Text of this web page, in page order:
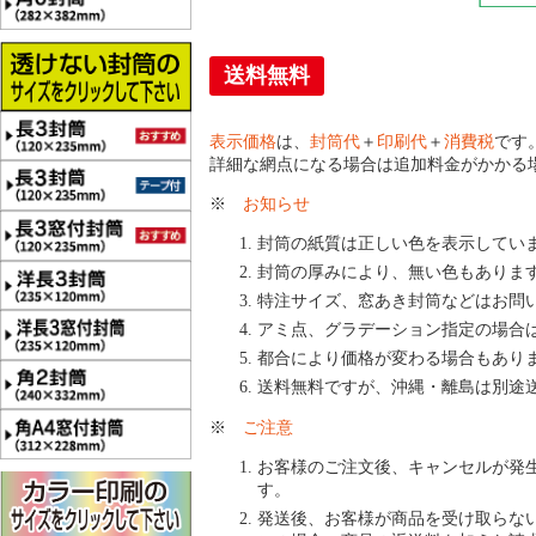
送料無料
表示価格は、 封筒代 ＋ 印刷代 ＋ 消費税です
詳細な網点になる場合は追加料金がかかる
※ お知らせ
封筒の紙質は正しい色を表示してい
封筒の厚みにより、無い色もありま
特注サイズ、窓あき封筒などはお問
アミ点、グラデーション指定の場合
都合により価格が変わる場合もあり
送料無料ですが、沖縄・離島は別途
※ ご注意
お客様のご注文後、キャンセルが発
す。
発送後、お客様が商品を受け取らな